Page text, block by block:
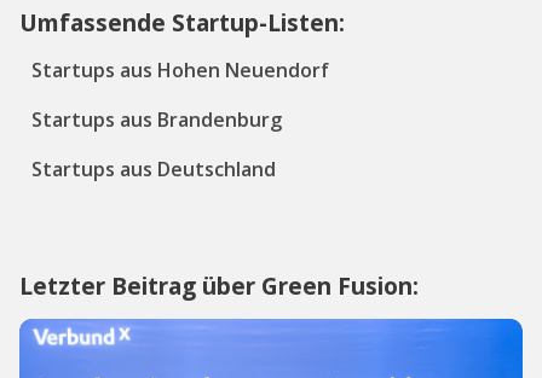
Umfassende Startup-Listen:
Startups aus Hohen Neuendorf
Startups aus Brandenburg
Startups aus Deutschland
Letzter Beitrag über Green Fusion: